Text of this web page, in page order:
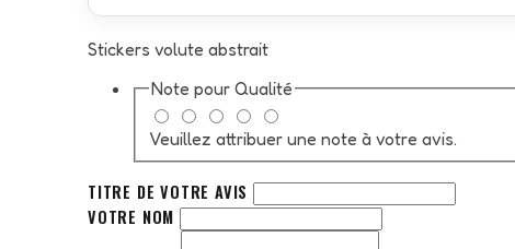
Stickers volute abstrait
Note pour Qualité
Veuillez attribuer une note à votre avis.
TITRE DE VOTRE AVIS
VOTRE NOM